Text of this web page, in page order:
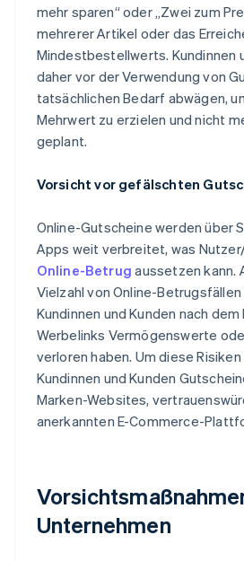
mehr sparen“ oder „Zwei zum
mehrerer Artikel oder das
Mindestbestellwerts. Kundinnen
daher vor der Verwendung von
tatsächlichen Bedarf abwägen,
Mehrwert zu erzielen und nicht
geplant.
Vorsicht vor gefälschten
Online-Gutscheine werden über
Apps weit verbreitet, was
Online-Betrug aussetzen kann.
Vielzahl von Online-
Kundinnen und Kunden nach
Werbelinks Vermögenswerte
verloren haben. Um diese
Kundinnen und Kunden
Marken-Websites,
anerkannten E-Commerce-
Unternehmen